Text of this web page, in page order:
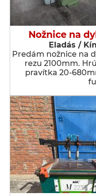
Nožnice na
Eladás /
Predám nožnice na
rezu 2100mm.
pravítka 20-